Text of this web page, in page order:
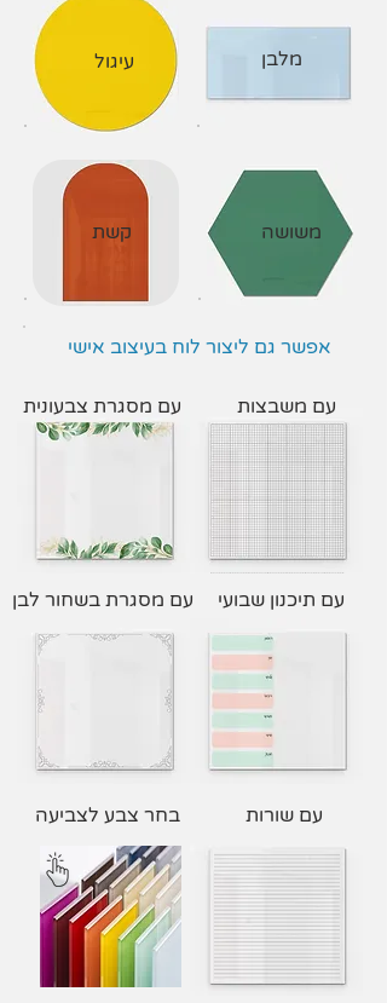
עיגול מלבן
קשת משושה
אפשר גם ליצור לוח בעיצוב אישי
עם מסגרת צבעונית עם משבצות
עם מסגרת בשחור לבן עם תיכנון שבועי
בחר צבע לצביעה עם שורות